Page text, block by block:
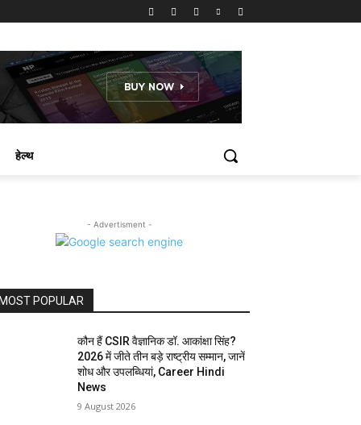
हेल्थ
- Advertisment -
MOST POPULAR
कौन हैं CSIR वैज्ञानिक डॉ. आकांक्षा सिंह?
2026 में जीते तीन बड़े राष्ट्रीय सम्मान, जानें
शोध और उपलब्धियां, Career Hindi
News
9 August 2026